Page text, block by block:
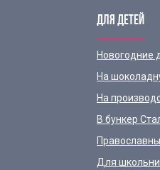
ДЛЯ ДЕТЕЙ
Новогодние
На
На
В бункер
Для